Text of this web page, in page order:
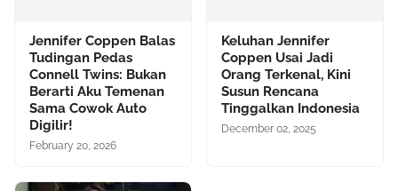
Jennifer Coppen Balas
Tudingan Pedas
Connell Twins: Bukan
Berarti Aku Temenan
Sama Cowok Auto
Digilir!
February 20, 2026
Keluhan Jennifer
Coppen Usai Jadi
Orang Terkenal, Kini
Susun Rencana
Tinggalkan Indonesia
December 02, 2025